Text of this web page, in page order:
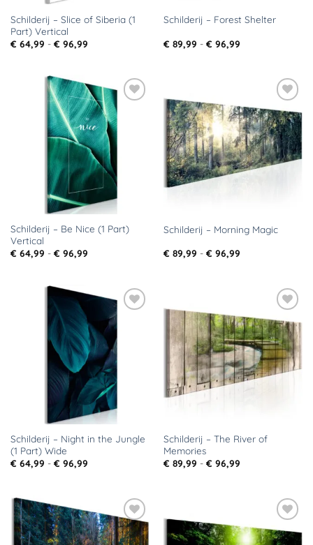
Schilderij – Slice of Siberia (1
Part) Vertical
€ 64,99 - € 96,99Prijsklasse:
Schilderij – Forest Shelter
€ 89,99 - € 96,99Prijsklasse:
Toevoegen
aan
verlanglijst
Schilderij – Be Nice (1 Part)
Vertical
€ 64,99 - € 96,99Prijsklasse:
Toevoegen
aan
verlanglijst
Schilderij – Morning Magic
€ 89,99 - € 96,99Prijsklasse:
Toevoegen
aan
verlanglijst
Schilderij – Night in the Jungle
(1 Part) Wide
€ 64,99 - € 96,99Prijsklasse:
Toevoegen
aan
verlanglijst
Schilderij – The River of
Memories
€ 89,99 - € 96,99Prijsklasse:
Toevoegen
aan
Toevoegen
aan